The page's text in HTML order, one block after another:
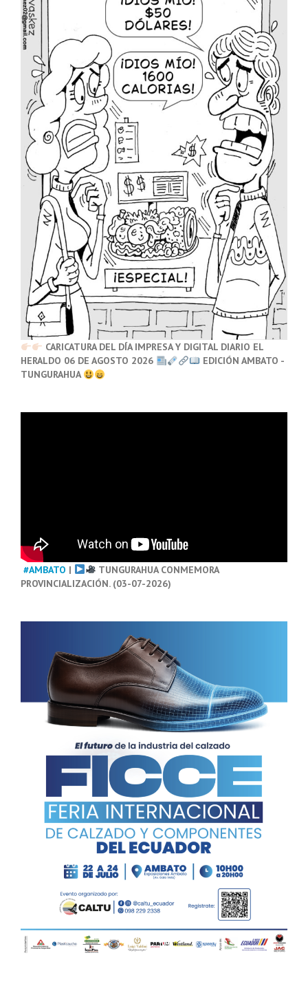
CARICATURA DEL DÍA IMPRESA Y DIGITAL DIARIO EL
HERALDO 06 DE AGOSTO 2026
EDICIÓN AMBATO -
TUNGURAHUA
#AMBATO |
TUNGURAHUA CONMEMORA
PROVINCIALIZACIÓN. (03-07-2026)